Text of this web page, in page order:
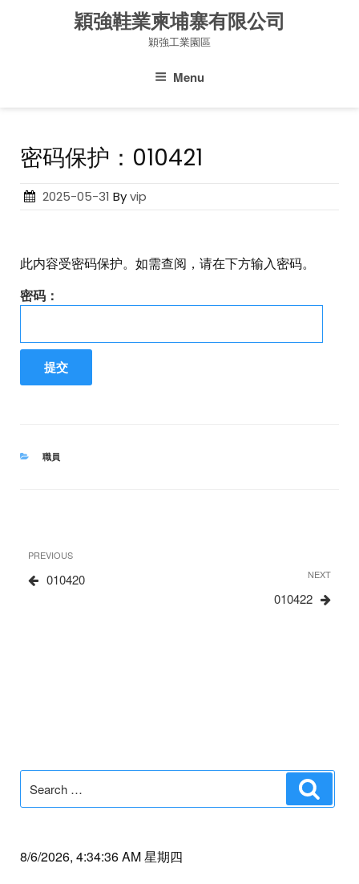
穎強鞋業柬埔寨有限公司
穎強工業園區
Menu
密码保护：010421
Posted
2025-05-31 Byvip
此内容受密码保护。如需查阅，请在下方输入密码。
密码：
CATEGORIES
職員
文
章
Previous
Post
PREVIOUS
010420
Next
Post
NEXT
010422
Search
for:
8/6/2026, 4:34:36 AM 星期四